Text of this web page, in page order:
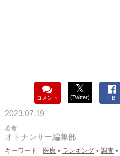
コメント (Twitter) FB
2023.07.19
著者 :
オトナンサー編集部
キーワード : 医療 • ランキング • 調査 •